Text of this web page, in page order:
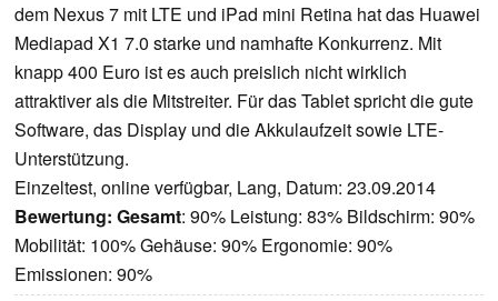
dem Nexus 7 mit LTE und iPad mini Retina hat das Huawei
Mediapad X1 7.0 starke und namhafte Konkurrenz. Mit
knapp 400 Euro ist es auch preislich nicht wirklich
attraktiver als die Mitstreiter. Für das Tablet spricht die gute
Software, das Display und die Akkulaufzeit sowie LTE-
Unterstützung.
Einzeltest, online verfügbar, Lang, Datum: 23.09.2014
Bewertung: Gesamt: 90% Leistung: 83% Bildschirm: 90%
Mobilität: 100% Gehäuse: 90% Ergonomie: 90%
Emissionen: 90%